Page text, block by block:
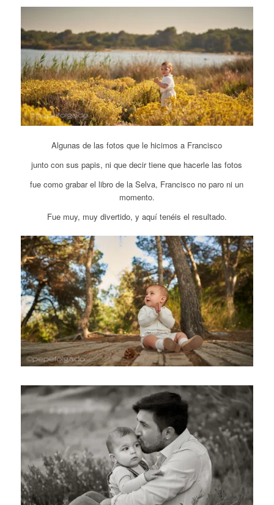
Algunas de las fotos que le hicimos a Francisco
junto con sus papis, ni que decir tiene que hacerle las fotos
fue como grabar el libro de la Selva, Francisco no paro ni un
momento.
Fue muy, muy divertido, y aquí tenéis el resultado.